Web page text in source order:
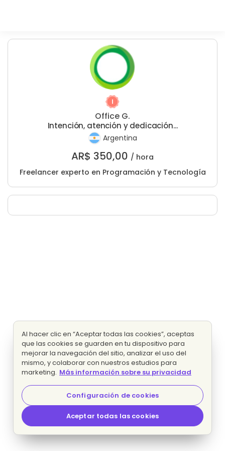
Office G.
Intención, atención y dedicación...
Argentina
AR$ 350,00 / hora
Freelancer experto en Programación y Tecnología
Al hacer clic en “Aceptar todas las cookies”, aceptas
que las cookies se guarden en tu dispositivo para
mejorar la navegación del sitio, analizar el uso del
mismo, y colaborar con nuestros estudios para
marketing. Más información sobre su privacidad
Configuración de cookies
Aceptar todas las cookies